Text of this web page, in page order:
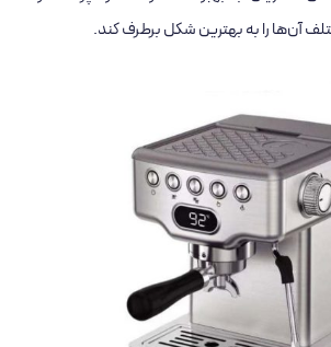
آن‌ها را به بهترین شکل برطرف کند.